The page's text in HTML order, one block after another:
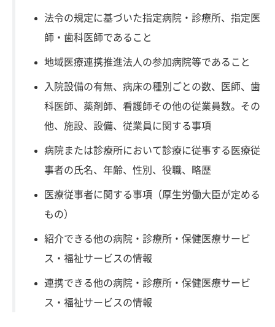
法令の規定に基づいた指定病院・診療所、指定医
師・歯科医師であること
地域医療連携推進法人の参加病院等であること
入院設備の有無、病床の種別ごとの数、医師、歯
科医師、薬剤師、看護師その他の従業員数。その
他、施設、設備、従業員に関する事項
病院または診療所において診療に従事する医療従
事者の氏名、年齢、性別、役職、略歴
医療従事者に関する事項（厚生労働大臣が定める
もの）
紹介できる他の病院・診療所・保健医療サービ
ス・福祉サービスの情報
連携できる他の病院・診療所・保健医療サービ
ス・福祉サービスの情報